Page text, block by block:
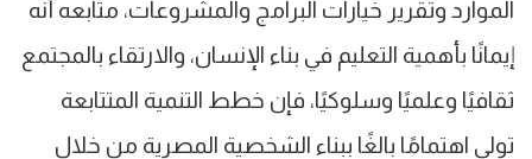
الموارد وتقرير خيارات البرامج والمشروعات، متابعه أنه
إيمانًا بأهمية التعليم في بناء الإنسان، والارتقاء بالمجتمع
ثقافيًا وعلميًا وسلوكيًا، فإن خطط التنمية المتتابعة
تولي اهتمامًا بالغًا ببناء الشخصية المصرية من خلال